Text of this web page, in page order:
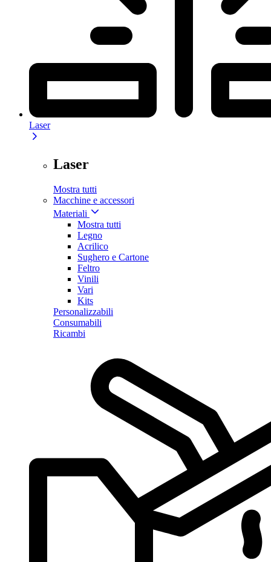
Laser
Laser
Mostra tutti
Macchine e accessori
Materiali
Mostra tutti
Legno
Acrilico
Sughero e Cartone
Feltro
Vinili
Vari
Kits
Personalizzabili
Consumabili
Ricambi